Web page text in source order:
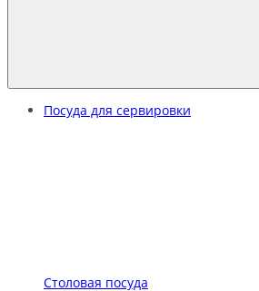
Посуда для сервировки
Столовая посуда